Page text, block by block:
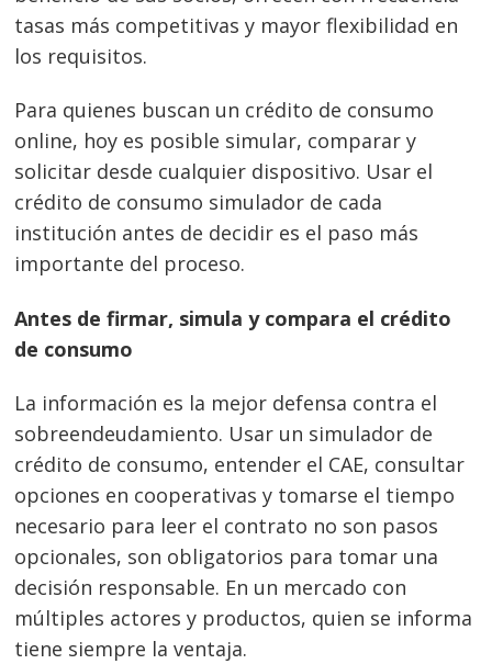
tasas más competitivas y mayor flexibilidad en
los requisitos.
Para quienes buscan un crédito de consumo
online, hoy es posible simular, comparar y
solicitar desde cualquier dispositivo. Usar el
crédito de consumo simulador de cada
institución antes de decidir es el paso más
importante del proceso.
Antes de firmar, simula y compara el crédito
de consumo
La información es la mejor defensa contra el
sobreendeudamiento. Usar un simulador de
crédito de consumo, entender el CAE, consultar
opciones en cooperativas y tomarse el tiempo
necesario para leer el contrato no son pasos
opcionales, son obligatorios para tomar una
decisión responsable. En un mercado con
múltiples actores y productos, quien se informa
tiene siempre la ventaja.